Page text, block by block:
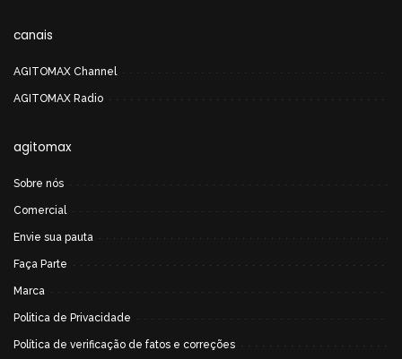
canais
AGITOMAX Channel
AGITOMAX Radio
agitomax
Sobre nós
Comercial
Envie sua pauta
Faça Parte
Marca
Politica de Privacidade
Política de verificação de fatos e correções